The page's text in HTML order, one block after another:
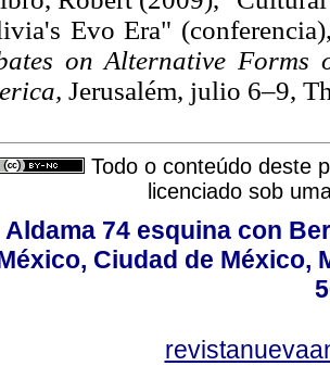
Evo Era"
on Alternative
Jerusalém, julio
Todo o conteúdo deste
licenciado sob
Aldama 74 esquina con
Ciudad de México,